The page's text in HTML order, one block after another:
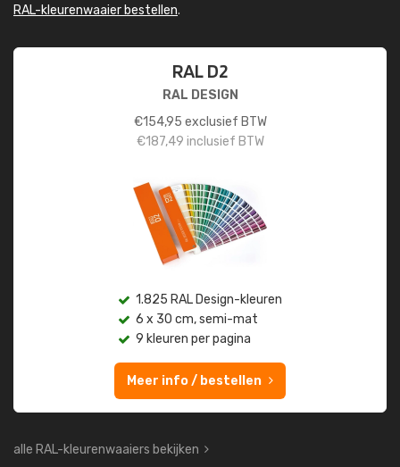
RAL-kleurenwaaier bestellen.
RAL D2
RAL DESIGN
€154,95 exclusief BTW
€187,49 inclusief BTW
1.825 RAL Design-kleuren
6 x 30 cm, semi-mat
9 kleuren per pagina
Meer info / bestellen
alle RAL-kleurenwaaiers bekijken